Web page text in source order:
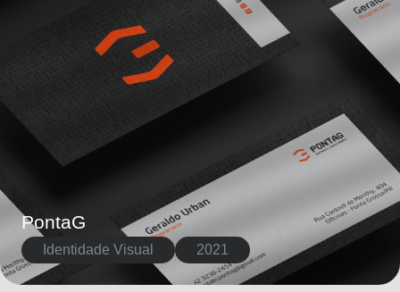
PontaG
Identidade Visual 2021